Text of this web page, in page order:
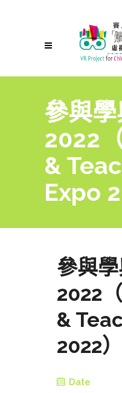
參與
2022
&
Expo
參與
2022
&
2022）
Date